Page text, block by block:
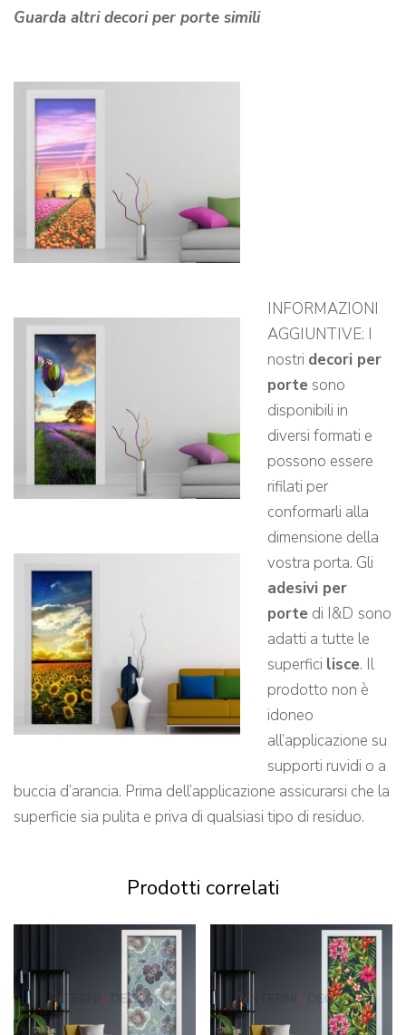
Guarda altri decori per porte simili
INFORMAZIONI
AGGIUNTIVE: I
nostri decori per
porte sono
disponibili in
diversi formati e
possono essere
rifilati per
conformarli alla
dimensione della
vostra porta. Gli
adesivi per
porte di I&D sono
adatti a tutte le
superfici lisce. Il
prodotto non è
idoneo
all’applicazione su
supporti ruvidi o a
buccia d’arancia. Prima dell’applicazione assicurarsi che la
superficie sia pulita e priva di qualsiasi tipo di residuo.
Prodotti correlati